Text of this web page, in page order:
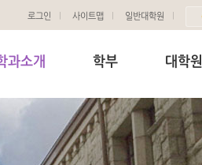
로그인 사이트맵 일반대학원
과소개 학부 대학원